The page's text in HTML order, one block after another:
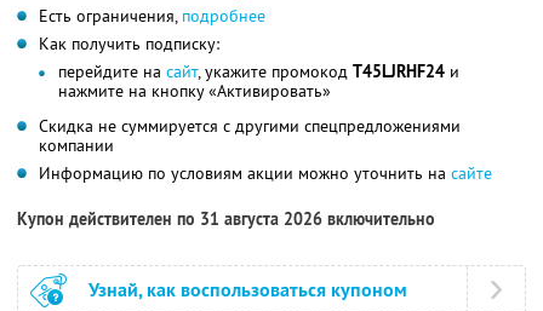
Есть ограничения, подробнее
Как получить подписку:
перейдите на сайт, укажите промокод T45LJRHF24 и
нажмите на кнопку «Активировать»
Скидка не суммируется с другими спецпредложениями
компании
Информацию по условиям акции можно уточнить на сайте
Купон действителен по 31 августа 2026 включительно
Узнай, как воспользоваться купоном